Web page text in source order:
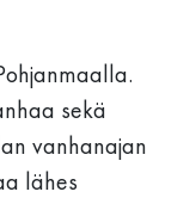
sekä
vanhanajan
lähes